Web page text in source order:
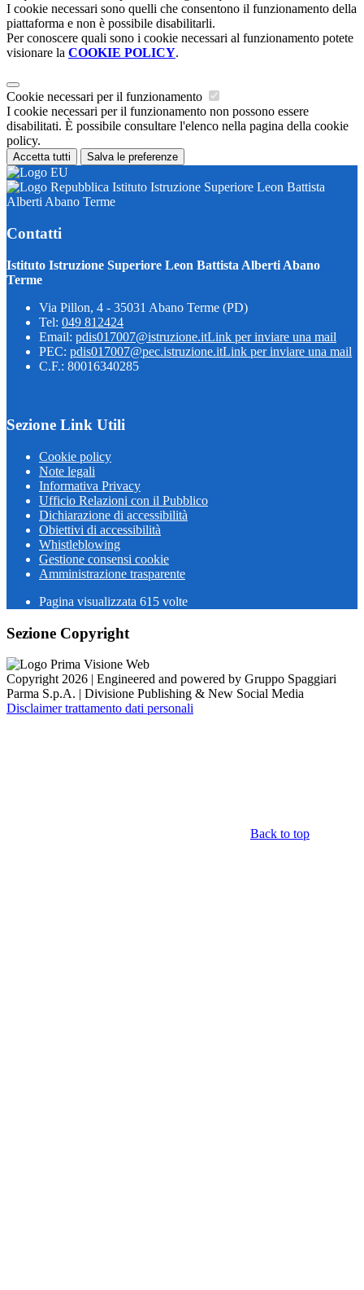
I cookie necessari sono quelli che consentono il funzionamento della
piattaforma e non è possibile disabilitarli.
Per conoscere quali sono i cookie necessari al funzionamento potete
visionare la COOKIE POLICY.
Cookie necessari per il funzionamento
I cookie necessari per il funzionamento non possono essere
disabilitati. È possibile consultare l'elenco nella pagina della cookie
policy.
Accetta tutti Salva le preferenze
Istituto Istruzione Superiore Leon Battista
Alberti Abano Terme
Contatti
Istituto Istruzione Superiore Leon Battista Alberti Abano
Terme
Via Pillon, 4 - 35031 Abano Terme (PD)
Tel: 049 812424
Email: pdis017007@istruzione.itLink per inviare una mail
PEC: pdis017007@pec.istruzione.itLink per inviare una mail
C.F.: 80016340285
Sezione Link Utili
Cookie policy
Note legali
Informativa Privacy
Ufficio Relazioni con il Pubblico
Dichiarazione di accessibilità
Obiettivi di accessibilità
Whistleblowing
Gestione consensi cookie
Amministrazione trasparente
Pagina visualizzata 615 volte
Sezione Copyright
Copyright 2026 | Engineered and powered by Gruppo Spaggiari
Parma S.p.A. | Divisione Publishing & New Social Media
Disclaimer trattamento dati personali
Back to top